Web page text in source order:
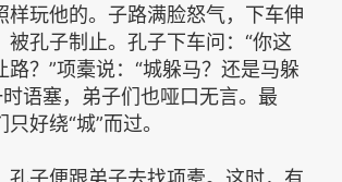
样玩他的。子路满脸怒气，下车伸
被孔子制止。孔子下车问：“你这
路？”项橐说：“城躲马？还是马躲
语塞，弟子们也哑口无言。最
好绕“城”而过。